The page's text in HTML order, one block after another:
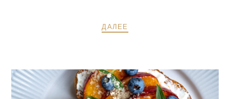
ДАЛЕЕ